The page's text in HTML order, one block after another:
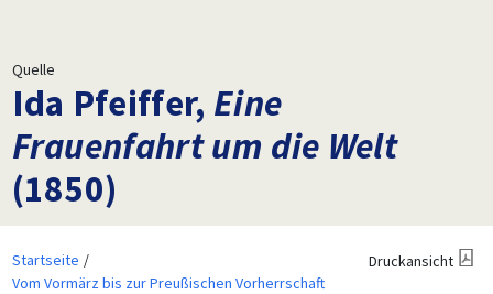
Quelle
Ida Pfeiffer, Eine
Frauenfahrt um die Welt
(1850)
Startseite
Vom Vormärz bis zur Preußischen Vorherrschaft
Druckansicht